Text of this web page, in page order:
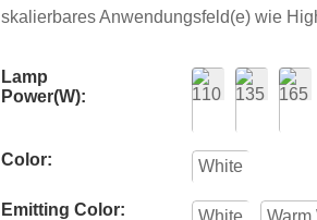
skalierbares Anwendungsfeld(e) wie
Lamp
Power(W):
Color: White
Emitting Color: White Warm